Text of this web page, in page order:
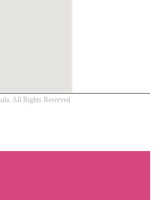
All Rights Reserved